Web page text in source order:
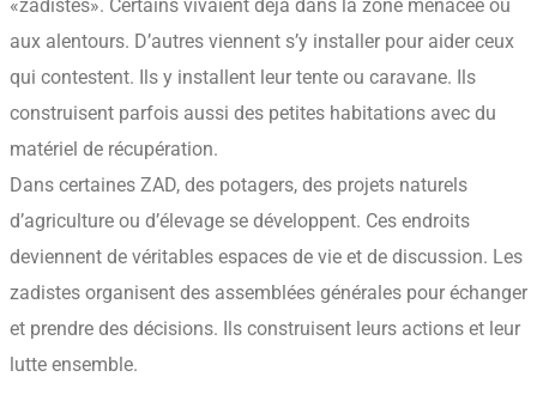
«zadistes». Certains vivaient déjà dans la zone menacée ou
aux alentours. D’autres viennent s’y installer pour aider ceux
qui contestent. Ils y installent leur tente ou caravane. Ils
construisent parfois aussi des petites habitations avec du
matériel de récupération.
Dans certaines ZAD, des potagers, des projets naturels
d’agriculture ou d’élevage se développent. Ces endroits
deviennent de véritables espaces de vie et de discussion. Les
zadistes organisent des assemblées générales pour échanger
et prendre des décisions. Ils construisent leurs actions et leur
lutte ensemble.